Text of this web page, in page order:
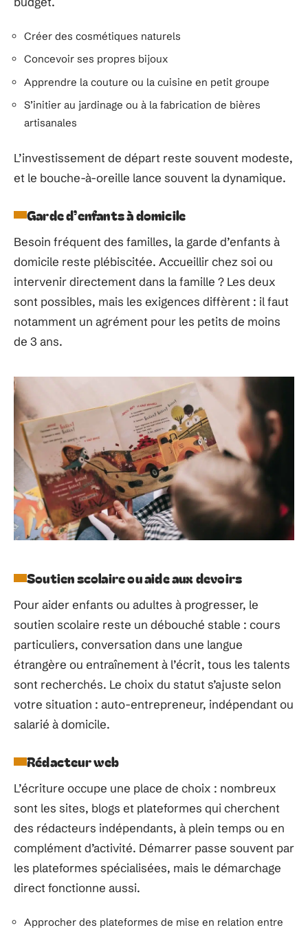
Créer des cosmétiques naturels
Concevoir ses propres bijoux
Apprendre la couture ou la cuisine en petit groupe
S’initier au jardinage ou à la fabrication de bières
artisanales
L’investissement de départ reste souvent modeste,
et le bouche-à-oreille lance souvent la dynamique.
Garde d’enfants à domicile
Besoin fréquent des familles, la garde d’enfants à
domicile reste plébiscitée. Accueillir chez soi ou
intervenir directement dans la famille ? Les deux
sont possibles, mais les exigences diffèrent : il faut
notamment un agrément pour les petits de moins
de 3 ans.
Soutien scolaire ou aide aux devoirs
Pour aider enfants ou adultes à progresser, le
soutien scolaire reste un débouché stable : cours
particuliers, conversation dans une langue
étrangère ou entraînement à l’écrit, tous les talents
sont recherchés. Le choix du statut s’ajuste selon
votre situation : auto-entrepreneur, indépendant ou
salarié à domicile.
Rédacteur web
L’écriture occupe une place de choix : nombreux
sont les sites, blogs et plateformes qui cherchent
des rédacteurs indépendants, à plein temps ou en
complément d’activité. Démarrer passe souvent par
les plateformes spécialisées, mais le démarchage
direct fonctionne aussi.
Approcher des plateformes de mise en relation entre